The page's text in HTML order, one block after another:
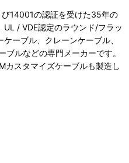
14001の認証を受けた35年の
/ VDE認定のラウンド/フラッ
ーブル、クレーンケーブル、
ブルなどの専門メーカーです。
カスタマイズケーブルも製造し